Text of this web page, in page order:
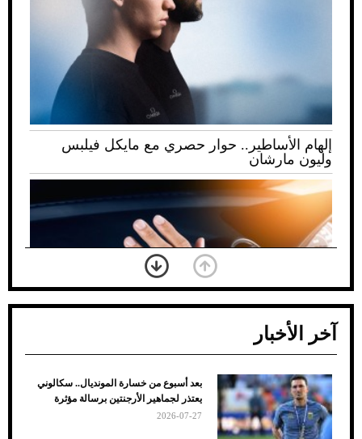
إلهام الأساطير.. حوار حصري مع مايكل فيلبس
وليون مارشان
ضعف تبريد مكيف السيارة عند الوقوف.. أشهر
الأسباب والحلول
آخر الأخبار
بعد أسبوع من خسارة المونديال.. سكالوني
يعتذر لجماهير الأرجنتين برسالة مؤثرة
2026-07-27